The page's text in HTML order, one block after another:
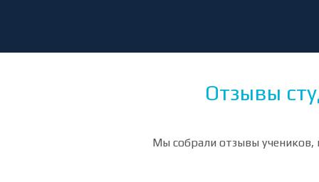
Отзывы
Мы собрали отзывы учеников,